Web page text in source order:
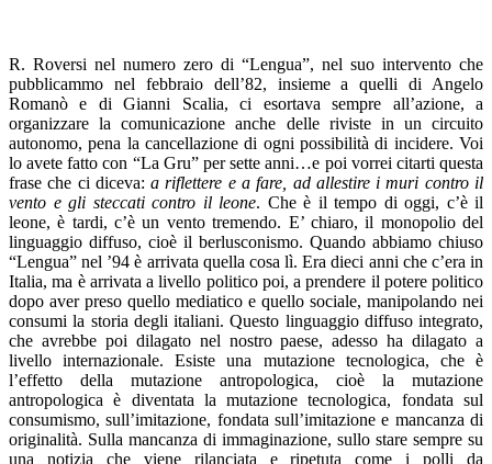
R. Roversi nel numero zero di “Lengua”, nel suo intervento che
pubblicammo nel febbraio dell’82, insieme a quelli di Angelo
Romanò e di Gianni Scalia, ci esortava sempre all’azione, a
organizzare la comunicazione anche delle riviste in un circuito
autonomo, pena la cancellazione di ogni possibilità di incidere. Voi
lo avete fatto con “La Gru” per sette anni…e poi vorrei citarti questa
frase che ci diceva:a riflettere e a fare, ad allestire i muri contro il
vento e gli steccati contro il leone. Che è il tempo di oggi, c’è il
leone, è tardi, c’è un vento tremendo. E’ chiaro, il monopolio del
linguaggio diffuso, cioè il berlusconismo. Quando abbiamo chiuso
“Lengua” nel ’94 è arrivata quella cosa lì. Era dieci anni che c’era in
Italia, ma è arrivata a livello politico poi, a prendere il potere politico
dopo aver preso quello mediatico e quello sociale, manipolando nei
consumi la storia degli italiani. Questo linguaggio diffuso integrato,
che avrebbe poi dilagato nel nostro paese, adesso ha dilagato a
livello internazionale. Esiste una mutazione tecnologica, che è
l’effetto della mutazione antropologica, cioè la mutazione
antropologica è diventata la mutazione tecnologica, fondata sul
consumismo, sull’imitazione, fondata sull’imitazione e mancanza di
originalità. Sulla mancanza di immaginazione, sullo stare sempre su
una notizia che viene rilanciata e ripetuta come i polli da